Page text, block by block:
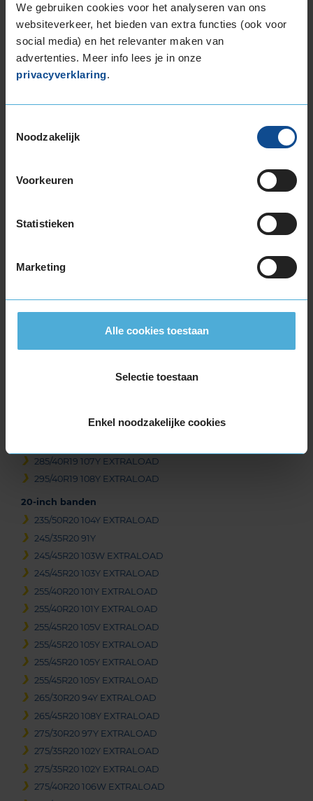
We gebruiken cookies voor het analyseren van ons
websiteverkeer, het bieden van extra functies (ook voor
social media) en het relevanter maken van
advertenties. Meer info lees je in onze
privacyverklaring.
Noodzakelijk
Voorkeuren
Statistieken
Marketing
Alle cookies toestaan
Selectie toestaan
Enkel noodzakelijke cookies
245/45R18 100Y EXTRALOAD
225/40R19 93W EXTRALOAD
235/35R19 91Y EXTRALOAD
235/35R19 91Y EXTRALOAD
235/50R19 99W
245/40R19 98Y EXTRALOAD
255/35R19 96Y EXTRALOAD
255/40R19 100Y EXTRALOAD RUNFLAT
255/50R19 107W EXTRALOAD
255/50R19 107W EXTRALOAD
265/45R19 105Y EXTRALOAD
275/40R19 105Y EXTRALOAD
285/40R19 107Y EXTRALOAD
295/40R19 108Y EXTRALOAD
20-inch banden
235/50R20 104Y EXTRALOAD
245/35R20 91Y
245/45R20 103W EXTRALOAD
245/45R20 103Y EXTRALOAD
255/40R20 101Y EXTRALOAD
255/40R20 101Y EXTRALOAD
255/45R20 105V EXTRALOAD
255/45R20 105Y EXTRALOAD
255/45R20 105Y EXTRALOAD
255/45R20 105Y EXTRALOAD
265/30R20 94Y EXTRALOAD
265/45R20 108Y EXTRALOAD
275/30R20 97Y EXTRALOAD
275/35R20 102Y EXTRALOAD
275/35R20 102Y EXTRALOAD
275/40R20 106W EXTRALOAD